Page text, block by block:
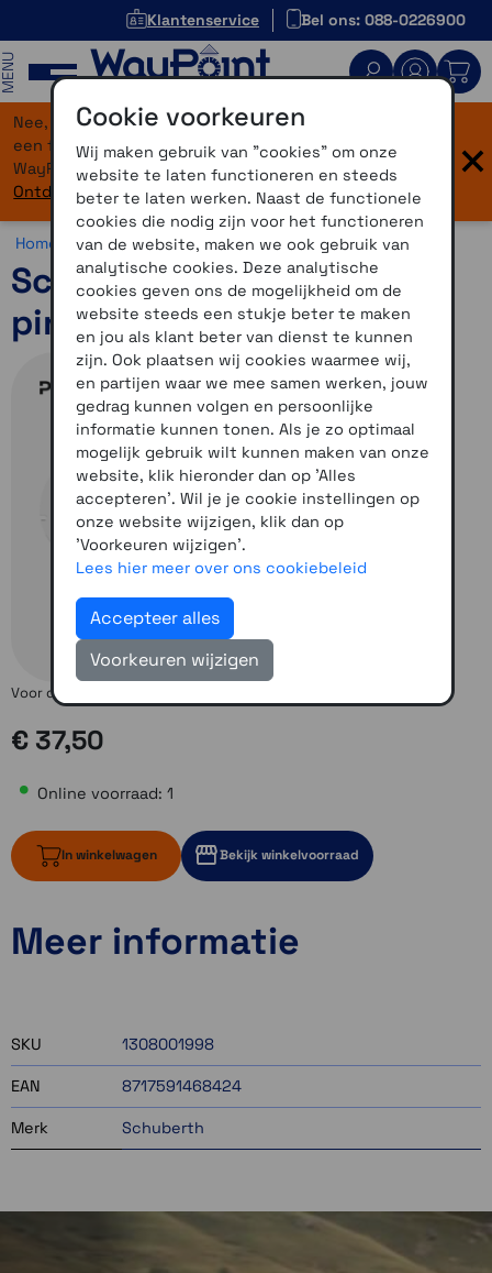
Klantenservice Bel ons: 088-0226900
Nee, je bent niet verdwaald! Onze website heeft
een flinke upgrade gekregen. Dezelfde vertrouwde
WayPoint-service, maar dan in een modern jasje.
Ontdek hier wat er allemaal nieuw is.
×
Home >Motor >Helmen >Schuberth accessoires
Schuberth C3 / C3 Pro
pinlock maat 50-59
Voor de maten 50 t/m 59
€ 37,50
Online voorraad: 1
In winkelwagen Bekijk winkelvoorraad
1 op voorraad
Momenteel even niet op voorraad
Meer informatie
SKU 1308001998
EAN 8717591468424
Merk Schuberth
Cookie voorkeuren
Wij maken gebruik van "cookies" om onze
website te laten functioneren en steeds
beter te laten werken. Naast de functionele
cookies die nodig zijn voor het functioneren
van de website, maken we ook gebruik van
analytische cookies. Deze analytische
cookies geven ons de mogelijkheid om de
website steeds een stukje beter te maken
en jou als klant beter van dienst te kunnen
zijn. Ook plaatsen wij cookies waarmee wij,
en partijen waar we mee samen werken, jouw
gedrag kunnen volgen en persoonlijke
informatie kunnen tonen. Als je zo optimaal
mogelijk gebruik wilt kunnen maken van onze
website, klik hieronder dan op 'Alles
accepteren'. Wil je je cookie instellingen op
onze website wijzigen, klik dan op
'Voorkeuren wijzigen'.
Lees hier meer over ons cookiebeleid
Accepteer alles
Voorkeuren wijzigen